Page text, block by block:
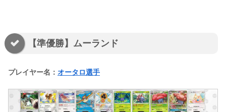
【準優勝】ムーランド
プレイヤー名： オータロ選手